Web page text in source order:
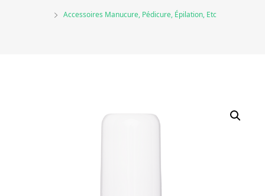
Accessoires Manucure, Pédicure, Épilation, Etc